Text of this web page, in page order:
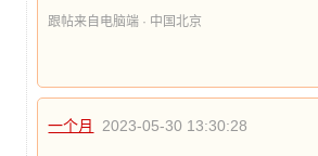
跟帖来自电脑端 · 中国北京
一个月 2023-05-30 13:30:28